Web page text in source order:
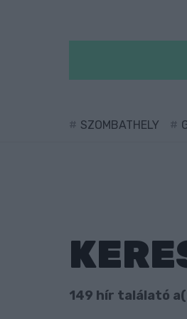
SZOMBATHELY
149 hír találató